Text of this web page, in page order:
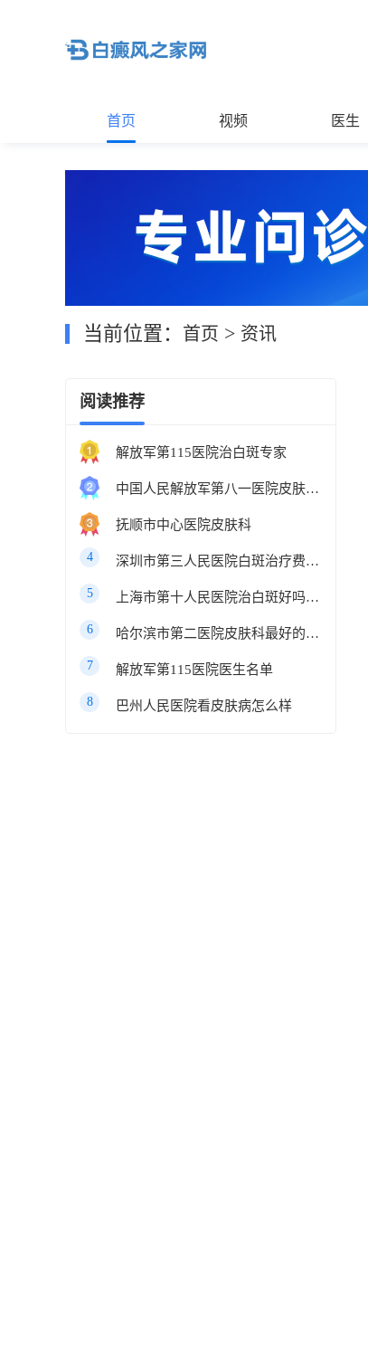
首页 视频 医生
当前位置： 首页 > 资讯
阅读推荐
解放军第115医院治白斑专家
中国人民解放军第八一医院皮肤科最好的医生
抚顺市中心医院皮肤科
4 深圳市第三人民医院白斑治疗费用多少
5 上海市第十人民医院治白斑好吗知乎
6 哈尔滨市第二医院皮肤科最好的医生
7 解放军第115医院医生名单
8 巴州人民医院看皮肤病怎么样